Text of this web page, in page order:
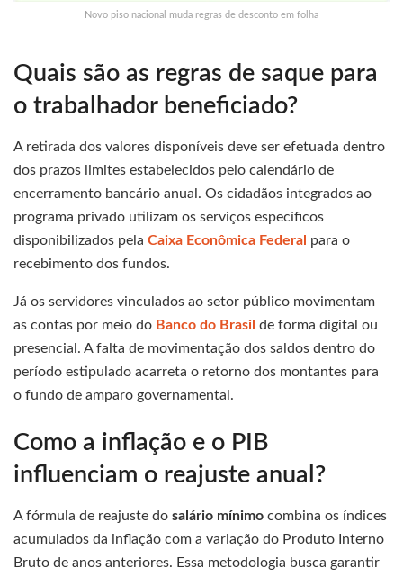
Novo piso nacional muda regras de desconto em folha
Quais são as regras de saque para
o trabalhador beneficiado?
A retirada dos valores disponíveis deve ser efetuada dentro
dos prazos limites estabelecidos pelo calendário de
encerramento bancário anual. Os cidadãos integrados ao
programa privado utilizam os serviços específicos
disponibilizados pela Caixa Econômica Federal para o
recebimento dos fundos.
Já os servidores vinculados ao setor público movimentam
as contas por meio do Banco do Brasil de forma digital ou
presencial. A falta de movimentação dos saldos dentro do
período estipulado acarreta o retorno dos montantes para
o fundo de amparo governamental.
Como a inflação e o PIB
influenciam o reajuste anual?
A fórmula de reajuste do salário mínimo combina os índices
acumulados da inflação com a variação do Produto Interno
Bruto de anos anteriores. Essa metodologia busca garantir